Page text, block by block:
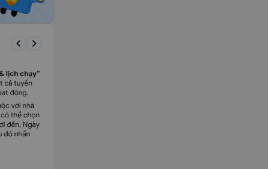
keyboard_arrow_left keyboard_arrow_right
có